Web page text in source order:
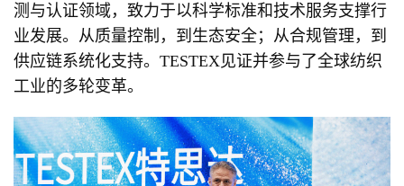
测与认证领域，致力于以科学标准和技术服务支撑行
业发展。从质量控制，到生态安全；从合规管理，到
供应链系统化支持。TESTEX见证并参与了全球纺织
工业的多轮变革。